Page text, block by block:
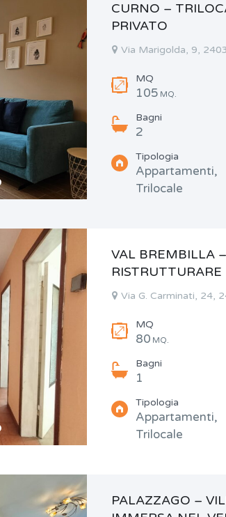
CURNO –
PRIVATO
Via Marigolda, 9,
MQ
105 MQ.
Bagni
2
Tipologia
Appartamenti,
Trilocale
VAL BREMBILLA
RISTRUTTURARE
Via G. Carminati, 24,
MQ
80 MQ.
Bagni
1
Tipologia
Appartamenti,
Trilocale
PALAZZAGO –